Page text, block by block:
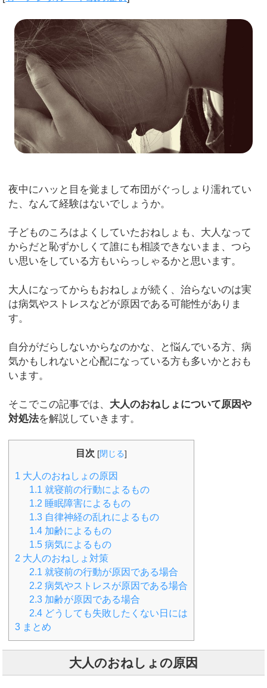
夜中にハッと目を覚まして布団がぐっしょり濡れてい
た、なんて経験はないでしょうか。
子どものころはよくしていたおねしょも、大人なって
からだと恥ずかしくて誰にも相談できないまま、つら
い思いをしている方もいらっしゃるかと思います。
大人になってからもおねしょが続く、治らないのは実
は病気やストレスなどが原因である可能性がありま
す。
自分がだらしないからなのかな、と悩んでいる方、病
気かもしれないと心配になっている方も多いかとおも
います。
そこでこの記事では、 大人のおねしょについて原因や
対処法を解説していきます。
目次 [閉じる]
1 大人のおねしょの原因
1.1就寝前の行動によるもの
1.2 睡眠障害によるもの
1.3自律神経の乱れによるもの
1.4加齢によるもの
1.5病気によるもの
2 大人のおねしょ対策
2.1就寝前の行動が原因である場合
2.2 病気やストレスが原因である場合
2.3加齢が原因である場合
2.4どうしても失敗したくない日には
3 まとめ
大人のおねしょの原因